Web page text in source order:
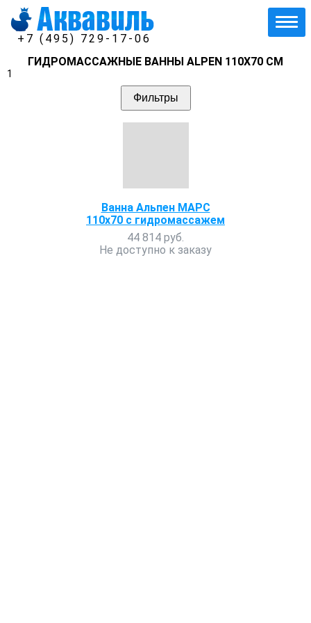
+7 (495) 729-17-06
ГИДРОМАССАЖНЫЕ ВАННЫ ALPEN 110Х70 СМ
1
Фильтры
Ванна Альпен МАРС
110х70 с гидромассажем
44 814 руб.
Не доступно к заказу